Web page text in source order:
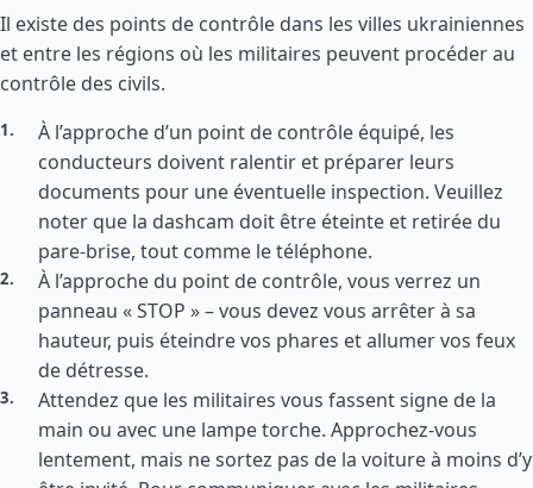
Il existe des points de contrôle dans les villes ukrainiennes
et entre les régions où les militaires peuvent procéder au
contrôle des civils.
À l’approche d’un point de contrôle équipé, les
conducteurs doivent ralentir et préparer leurs
documents pour une éventuelle inspection. Veuillez
noter que la dashcam doit être éteinte et retirée du
pare-brise, tout comme le téléphone.
À l’approche du point de contrôle, vous verrez un
panneau « STOP » – vous devez vous arrêter à sa
hauteur, puis éteindre vos phares et allumer vos feux
de détresse.
Attendez que les militaires vous fassent signe de la
main ou avec une lampe torche. Approchez-vous
lentement, mais ne sortez pas de la voiture à moins d’y